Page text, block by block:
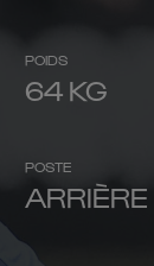
POIDS
64 KG
POSTE
ARRIÈRE